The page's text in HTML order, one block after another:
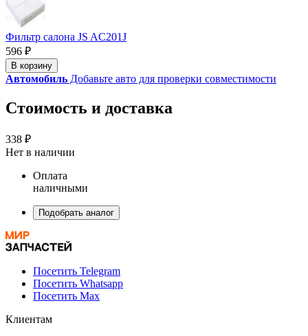
Фильтр салона JS AC201J
596 ₽
В корзину
Автомобиль Добавьте авто для проверки совместимости
Стоимость и доставка
338 ₽
Нет в наличии
Оплата
наличными
Подобрать аналог
Посетить Telegram
Посетить Whatsapp
Посетить Max
Клиентам